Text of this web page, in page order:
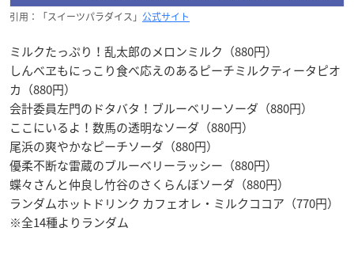
引用：「スイーツパラダイス」 公式サイト
ミルクたっぷり！乱太郎のメロンミルク（880円）
しんべヱもにっこり食べ応えのあるピーチミルクティータピオ
カ（880円）
会計委員左門のドタバタ！ブルーベリーソーダ（880円）
ここにいるよ！数馬の透明なソーダ（880円）
尾浜の爽やかなピーチソーダ（880円）
優柔不断な雷蔵のブルーベリーラッシー（880円）
蝶々さんと仲良し竹谷のさくらんぼソーダ（880円）
ランダムホットドリンク カフェオレ・ミルクココア（770円）
※全14種よりランダム